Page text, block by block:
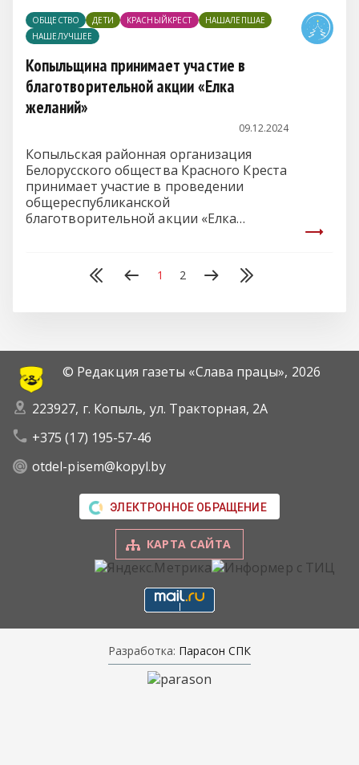
проведения — распространение идей
Международного движения Красного
Креста и Красного Полумесяца,
пропаганда деятельности Белорусского
Общества Красного Креста, оказание
помощи подопечным.
ОБЩЕСТВО ДЕТИ КРАСНЫЙКРЕСТ
НАШАЛЕПШАЕ
НАШЕЛУЧШЕЕ
Копыльщина принимает участие в
благотворительной акции «Елка
желаний»
09.12.2024
Копыльская районная организация
Белорусского общества Красного Креста
принимает участие в проведении
общереспубликанской
благотворительной акции «Елка
1 2
© Редакция газеты «Слава працы», 2026
223927, г. Копыль, ул. Тракторная, 2А
+375 (17) 195-57-46
otdel-pisem@kopyl.by
ЭЛЕКТРОННОЕ ОБРАЩЕНИЕ
КАРТА САЙТА
Разработка: Парасон СПК